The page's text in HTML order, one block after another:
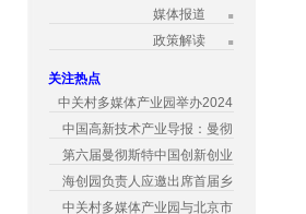
媒体报道
政策解读
关注热点
中关村多媒体产业园举办2024
中国高新技术产业导报：曼彻
第六届曼彻斯特中国创新创业
海创园负责人应邀出席首届乡
中关村多媒体产业园与北京市